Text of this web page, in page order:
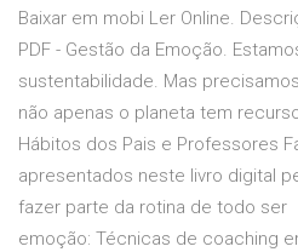
Baixar em mobi Ler Online.
PDF - Gestão da Emoção.
sustentabilidade. Mas
não apenas o planeta tem
Hábitos dos Pais e Professores
apresentados neste livro digital
fazer parte da rotina de todo ser
emoção: Técnicas de coaching